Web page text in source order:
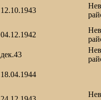
12.10.1943
04.12.1942
дек.43
18.04.1944